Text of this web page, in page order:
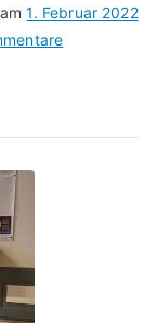
1. Februar 2022
zu